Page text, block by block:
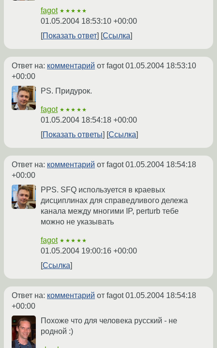
fagot ★★★★★
01.05.2004 18:53:10 +00:00
Показать ответ
Ссылка
Ответ на: комментарий от fagot01.05.2004 18:53:10
+00:00
PS. Придурок.
fagot ★★★★★
01.05.2004 18:54:18 +00:00
Показать ответы
Ссылка
Ответ на: комментарий от fagot01.05.2004 18:54:18
+00:00
PPS. SFQ используется в краевых
дисциплинах для справедливого дележа
канала между многими IP, perturb тебе
можно не указывать
fagot ★★★★★
01.05.2004 19:00:16 +00:00
Ссылка
Ответ на: комментарий от fagot01.05.2004 18:54:18
+00:00
Похоже что для человека русский - не
родной :)